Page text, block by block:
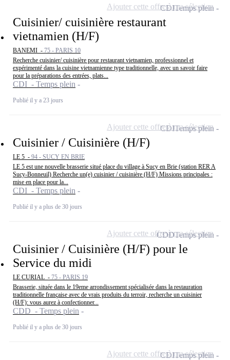
Cuisinier/ cuisinière restaurant
vietnamien (H/F)
BANEMI - 75 - PARIS 10
Recherche cuisinier/ cuisinière pour restaurant vietnamien, professionnel et
expérimenté dans la cuisine vietnamienne type traditionnelle, avec un savoir faire
pour la préparations des entrées, plats...
CDI - Temps plein
Publié il y a 23 jours
CDITemps plein
Ajouter cette offre à ma sélection
Cuisinier / Cuisinière (H/F)
LE 5 - 94 - SUCY EN BRIE
LE 5 est une nouvelle brasserie situé place du village à Sucy en Brie (station RER A
Sucy-Bonneuil) Recherche un(e) cuisinier / cuisinière (H/F) Missions principales :
mise en place pour la...
CDI - Temps plein
Publié il y a plus de 30 jours
CDITemps plein
Ajouter cette offre à ma sélection
Cuisinier / Cuisinière (H/F) pour le
Service du midi
LE CURIAL - 75 - PARIS 19
Brasserie, située dans le 19eme arrondissement spécialisée dans la restauration
traditionnelle française avec de vrais produits du terroir, recherche un cuisinier
(H/F): vous aurez à confectionner...
CDD - Temps plein
Publié il y a plus de 30 jours
CDDTemps plein
Ajouter cette offre à ma sélection
CDITemps plein
Ajouter cette offre à ma sélection